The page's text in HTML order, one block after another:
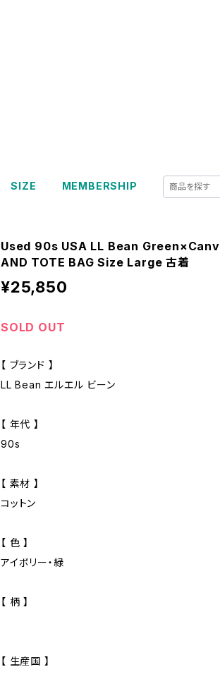
SIZE MEMBERSHIP
Used 90s USA LL Bean
AND TOTE BAG Size Large 古着
¥25,850
SOLD OUT
【 ブランド 】
LL Bean エルエル ビーン
【 年代 】
90s
【 素材 】
コットン
【 色 】
アイボリー・緑
【 柄 】
【 生産国 】